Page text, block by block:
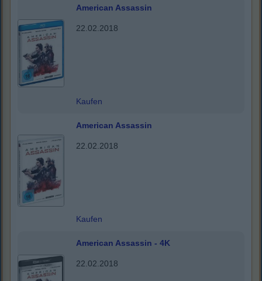
American Assassin
22.02.2018
Kaufen
American Assassin
22.02.2018
Kaufen
American Assassin - 4K
22.02.2018